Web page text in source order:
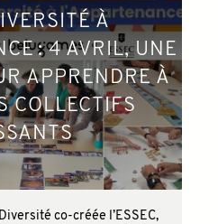
À
: 4 AVRIL, UNE
APPRENDRE À
COLLECTIFS
co-créée l’ESSEC,